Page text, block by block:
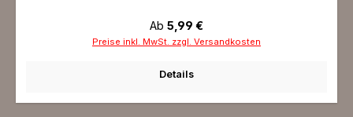
Regulärer Preis:
Ab 5,99 €
Preise inkl. MwSt. zzgl. Versandkosten
Details